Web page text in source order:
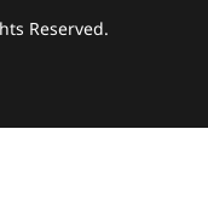
Reserved.